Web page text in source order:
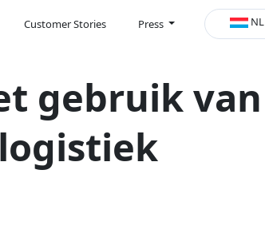
Customer Stories Press NL
gebruik van